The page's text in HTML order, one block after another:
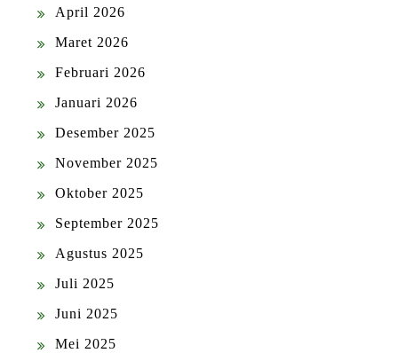
April 2026
Maret 2026
Februari 2026
Januari 2026
Desember 2025
November 2025
Oktober 2025
September 2025
Agustus 2025
Juli 2025
Juni 2025
Mei 2025